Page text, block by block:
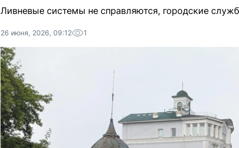
Ливневые системы не справляются, городские
26 июня, 2026, 09:12 1